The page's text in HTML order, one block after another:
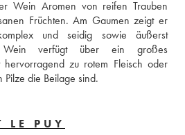
Wein Aromen von reifen Trauben
Früchten. Am Gaumen zeigt er
und seidig sowie äußerst
Wein verfügt über ein großes
hervorragend zu rotem Fleisch oder
die Beilage sind.
LE PUY